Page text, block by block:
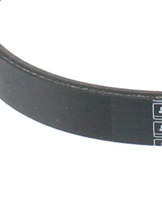
Propylen-
Dien-
Kautschuk)